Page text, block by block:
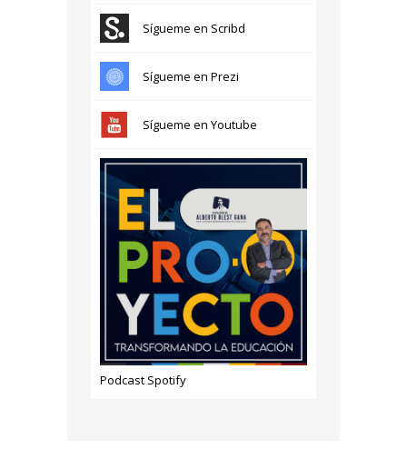
Sígueme en Scribd
Sígueme en Prezi
Sígueme en Youtube
Podcast Spotify